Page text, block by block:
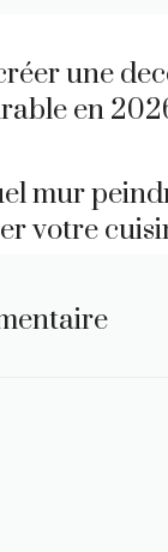
une
en
mur
votre